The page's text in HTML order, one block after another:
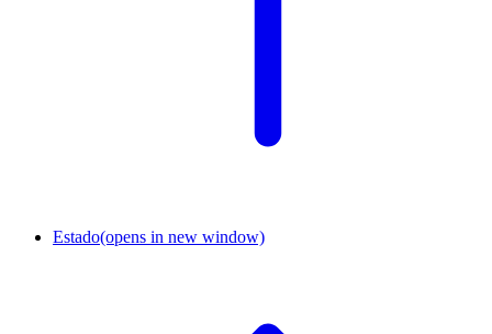
Estado(opens in new window)